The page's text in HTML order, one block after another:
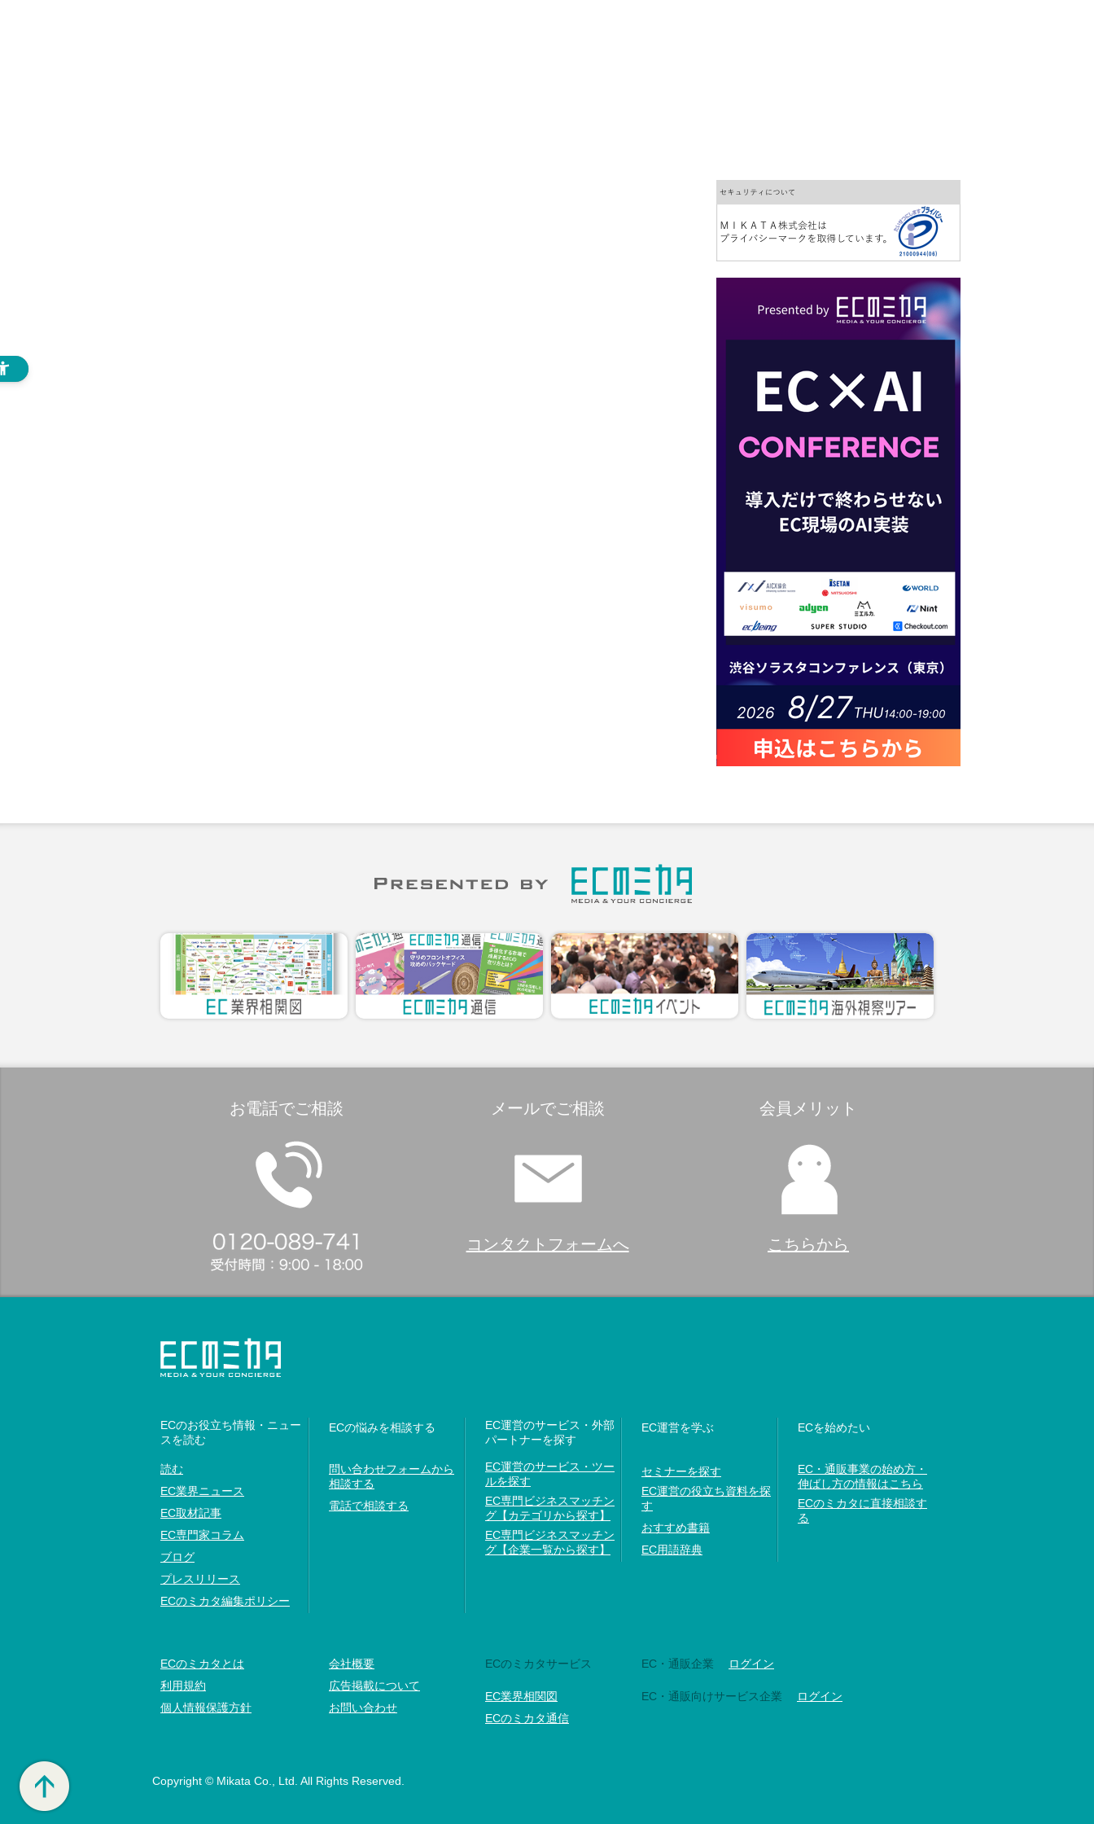
お電話でご相談 メールでご相談
コンタクトフォームへ
会員メリット
こちらから
ECのお役立ち情報・ニュー
スを読む
読む
EC業界ニュース
EC取材記事
EC専門家コラム
ブログ
プレスリリース
ECのミカタ編集ポリシー
ECの悩みを相談する
問い合わせフォームから
相談する
電話で相談する
EC運営のサービス・外部
パートナーを探す
EC運営のサービス・ツー
ルを探す
EC専門ビジネスマッチン
グ【カテゴリから探す】
EC専門ビジネスマッチン
グ【企業一覧から探す】
EC運営を学ぶ
セミナーを探す
EC運営の役立ち資料を探
す
おすすめ書籍
EC用語辞典
ECを始めたい
EC・通販事業の始め方・
伸ばし方の情報はこちら
ECのミカタに直接相談す
る
ECのミカタとは
利用規約
個人情報保護方針
会社概要
広告掲載について
お問い合わせ
ECのミカタサービス
EC業界相関図
ECのミカタ通信
EC・通販企業 ログイン
EC・通販向けサービス企業 ログイン
Copyright © Mikata Co., Ltd. All Rights Reserved.